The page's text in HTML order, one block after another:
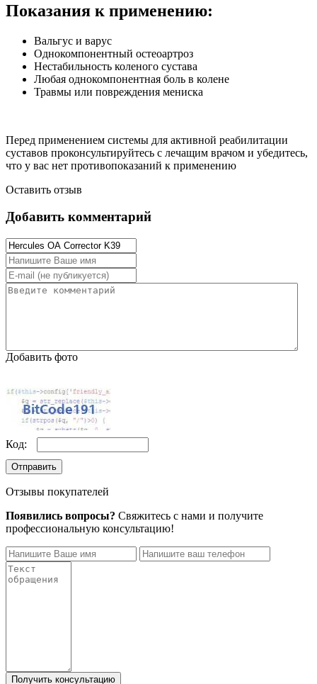
Показания к применению:
Вальгус и варус
Однокомпонентный остеоартроз
Нестабильность коленого сустава
Любая однокомпонентная боль в колене
Травмы или повреждения мениска
Перед применением системы для активной реабилитации
суставов проконсультируйтесь с лечащим врачом и убедитесь,
что у вас нет противопоказаний к применению
Оставить отзыв
Добавить комментарий
Добавить фото
Код:
Отправить
Отзывы покупателей
Появились вопросы? Свяжитесь с нами и получите
профессиональную консультацию!
Получить консультацию